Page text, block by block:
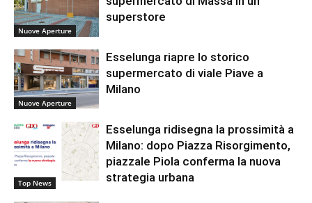
Nuove Aperture
superstore
Nuove Aperture
Esselunga riapre lo storico
supermercato di viale Piave a
Milano
Top News
Esselunga ridisegna la prossimità a
Milano: dopo Piazza Risorgimento,
piazzale Piola conferma la nuova
strategia urbana